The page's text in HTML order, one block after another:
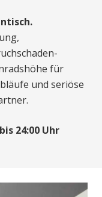
für
und seriöse
24:00 Uhr